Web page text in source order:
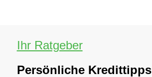
Ihr Ratgeber
Persönliche Kredittipps